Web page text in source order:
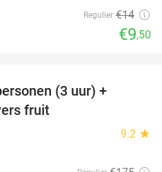
Regulier €14
€9,50
(3 uur) +
fruit
9.2 star